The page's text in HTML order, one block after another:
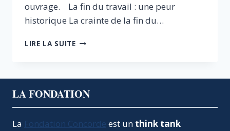
ouvrage. La fin du travail : une peur
historique La crainte de la fin du…
LIRE LA SUITELE
L’HOMME
LA FONDATION
La Fondation Concorde est un think tank